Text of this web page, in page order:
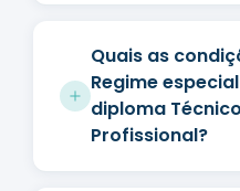
Quais as
Regime
diploma
Profissional?